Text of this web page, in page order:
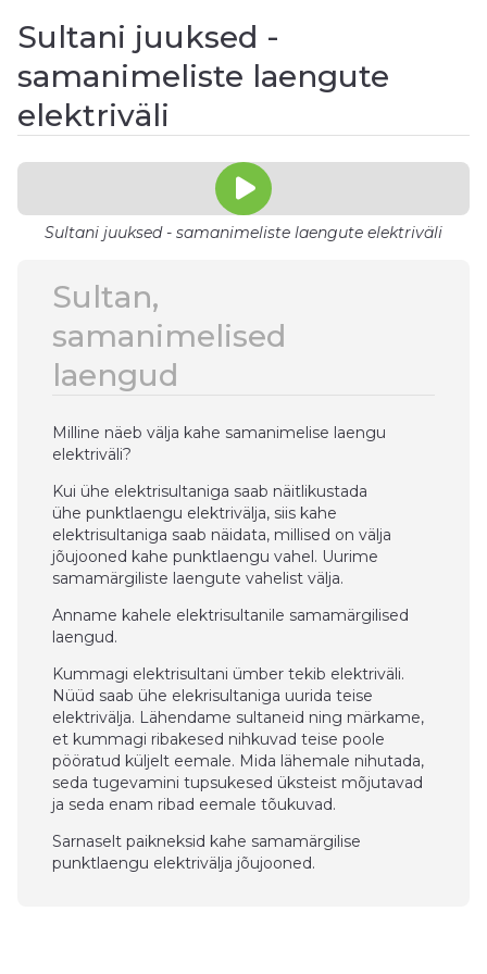
Sultani juuksed -
samanimeliste laengute
elektriväli
Sultani juuksed - samanimeliste laengute elektriväli
Sultan,
samanimelised
laengud
Milline näeb välja kahe samanimelise laengu
elektriväli?
Kui ühe elektrisultaniga saab näitlikustada
ühe punktlaengu elektrivälja, siis kahe
elektrisultaniga saab näidata, millised on välja
jõujooned kahe punktlaengu vahel. Uurime
samamärgiliste laengute vahelist välja.
Anname kahele elektrisultanile samamärgilised
laengud.
Kummagi elektrisultani ümber tekib elektriväli.
Nüüd saab ühe elekrisultaniga uurida teise
elektrivälja. Lähendame sultaneid ning märkame,
et kummagi ribakesed nihkuvad teise poole
pööratud küljelt eemale. Mida lähemale nihutada,
seda tugevamini tupsukesed üksteist mõjutavad
ja seda enam ribad eemale tõukuvad.
Sarnaselt paikneksid kahe samamärgilise
punktlaengu elektrivälja jõujooned.